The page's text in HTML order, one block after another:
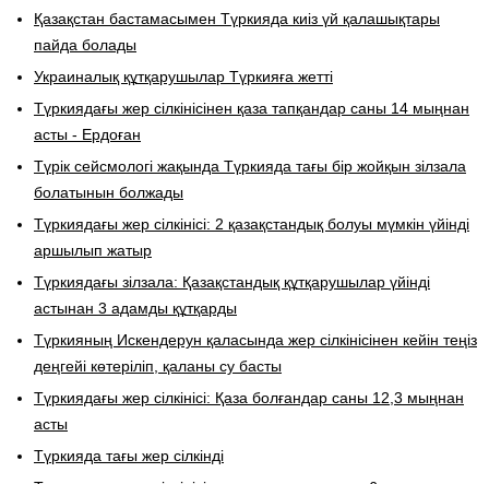
Қазақстан бастамасымен Түркияда киіз үй қалашықтары
пайда болады
Украиналық құтқарушылар Түркияға жетті
Түркиядағы жер сілкінісінен қаза тапқандар саны 14 мыңнан
асты - Ердоған
Түрік сейсмологі жақында Түркияда тағы бір жойқын зілзала
болатынын болжады
Түркиядағы жер сілкінісі: 2 қазақстандық болуы мүмкін үйінді
аршылып жатыр
Түркиядағы зілзала: Қазақстандық құтқарушылар үйінді
астынан 3 адамды құтқарды
Түркияның Искендерун қаласында жер сілкінісінен кейін теңіз
деңгейі көтеріліп, қаланы су басты
Түркиядағы жер сілкінісі: Қаза болғандар саны 12,3 мыңнан
асты
Түркияда тағы жер сілкінді